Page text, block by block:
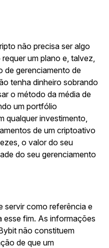
não precisa ser algo
um plano e, talvez,
de gerenciamento de
tenha dinheiro sobrando
o método da média de
um portfólio
qualquer investimento,
de um criptoativo
o valor do seu
do seu gerenciamento
servir como referência e
esse fim. As informações
não constituem
de que um